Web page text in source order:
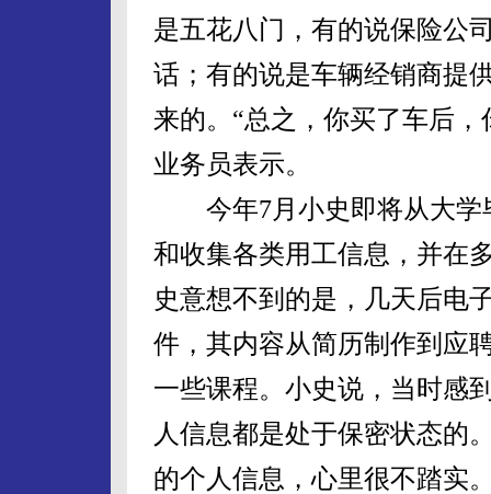
是五花八门，有的说保险公
话；有的说是车辆经销商提
来的。“总之，你买了车后
业务员表示。
今年7月小史即将从大学
和收集各类用工信息，并在
史意想不到的是，几天后电
件，其内容从简历制作到应
一些课程。小史说，当时感
人信息都是处于保密状态的
的个人信息，心里很不踏实